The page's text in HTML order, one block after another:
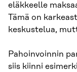
eläkkeelle
Tämä on
keskustelua,
Pahoinvoinnin
siis kiinni